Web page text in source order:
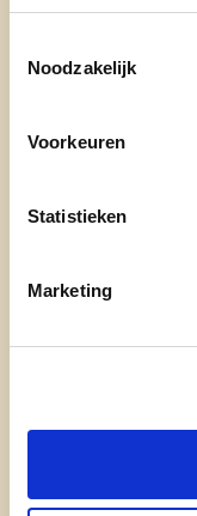
Noodzakelijk
Voorkeuren
Statistieken
Marketing
Engagement
onze afdelingen
contact